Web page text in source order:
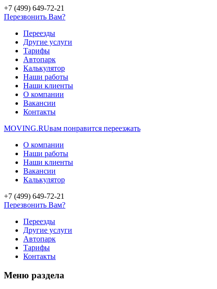
+7 (499) 649-72-21
Перезвонить Вам?
Переезды
Другие услуги
Тарифы
Автопарк
Калькулятор
Наши работы
Наши клиенты
О компании
Вакансии
Контакты
MOVING.RUвам понравится переезжать
О компании
Наши работы
Наши клиенты
Вакансии
Калькулятор
+7 (499) 649-72-21
Перезвонить Вам?
Переезды
Другие услуги
Автопарк
Тарифы
Контакты
Меню раздела